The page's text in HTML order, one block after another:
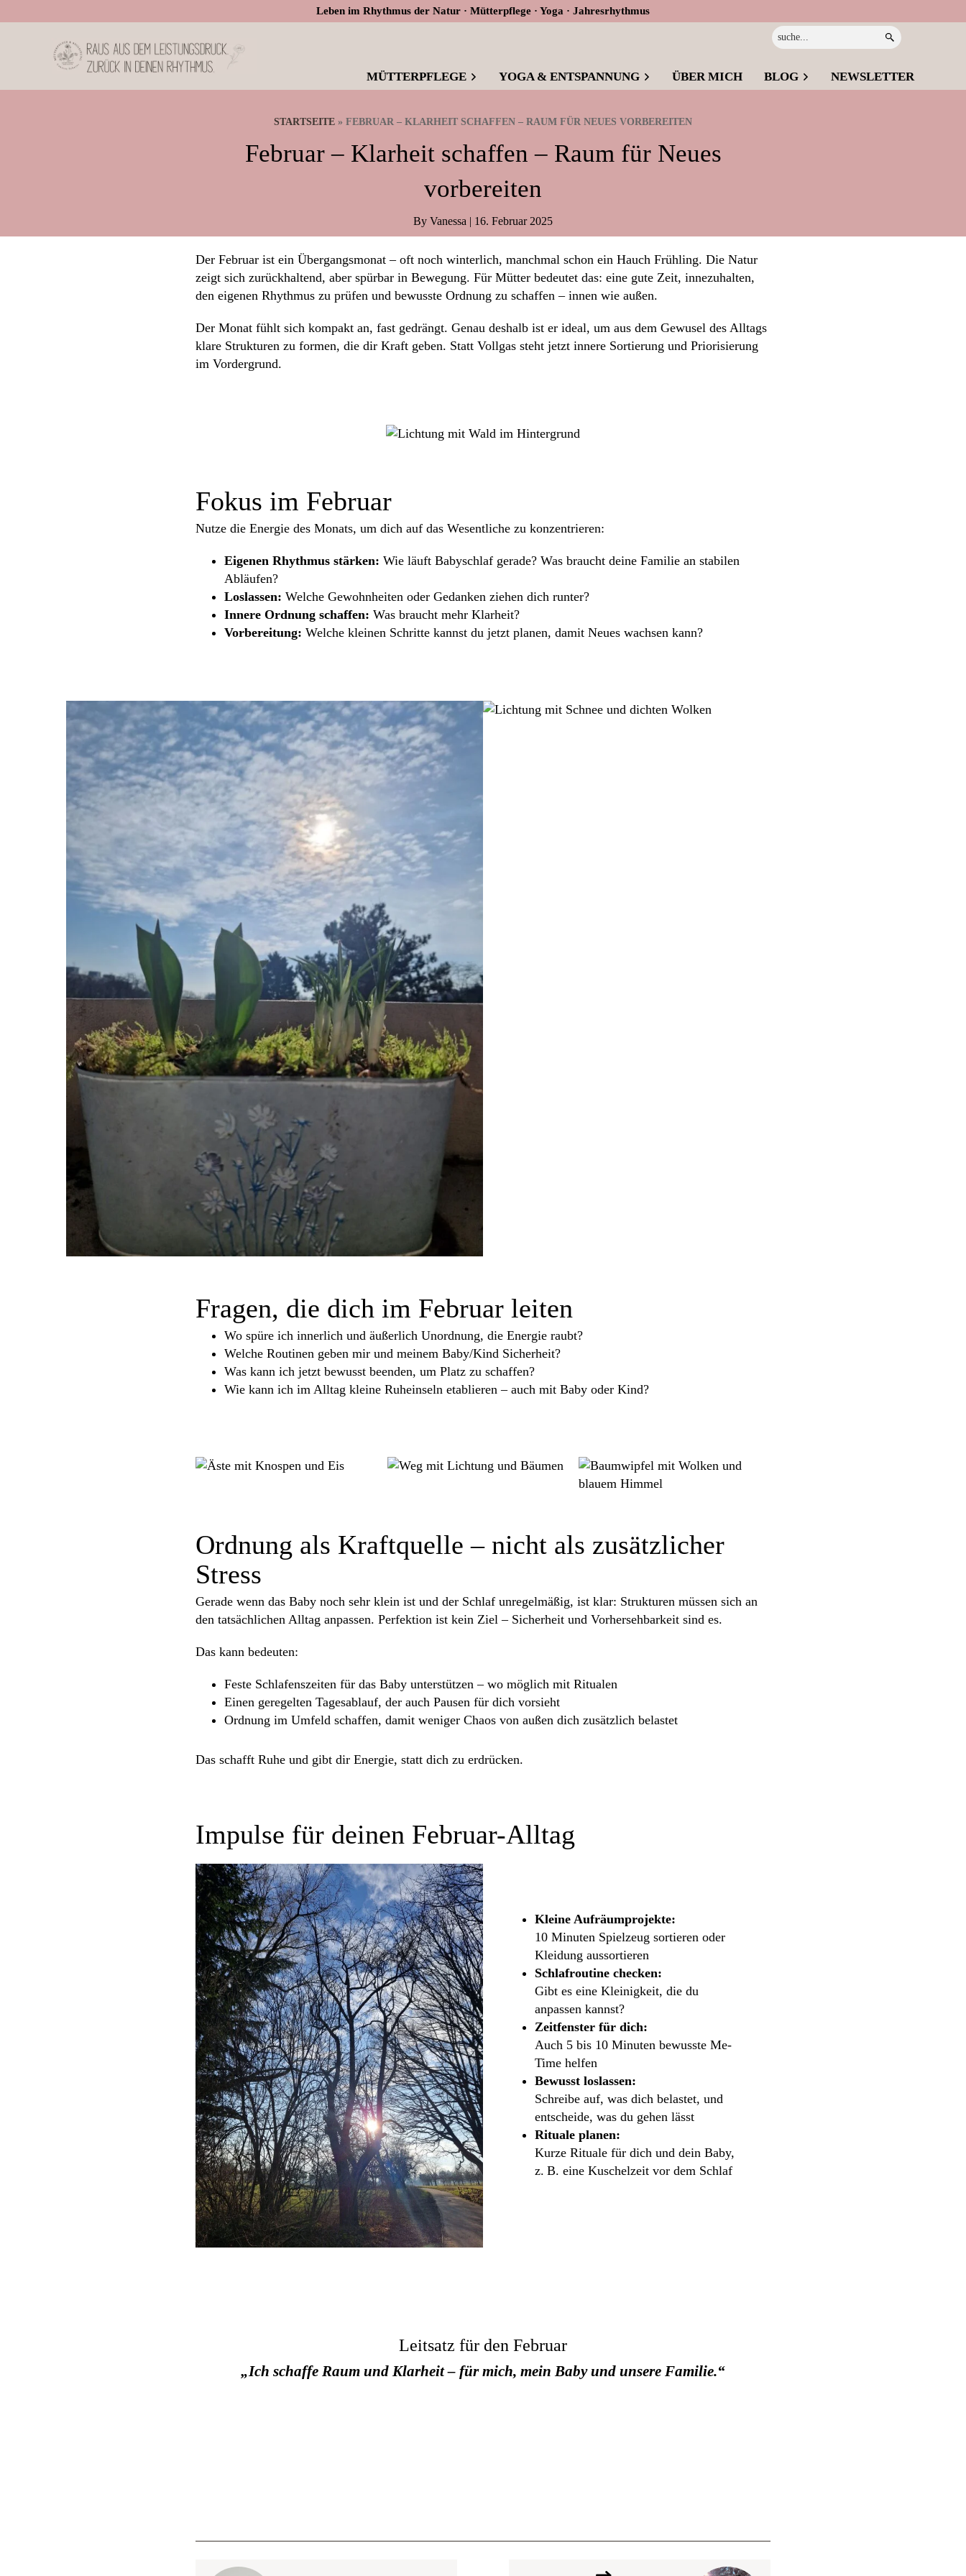
Hauptnavigation
to
Fußzeile
Leben im Rhythmus der Natur · Mütterpflege · Yoga · Jahresrhythmus
Vanessa
Suche...
MÜTTERPFLEGE YOGA & ENTSPANNUNG ÜBER MICH BLOG NEWSLETTER
STARTSEITE » FEBRUAR – KLARHEIT SCHAFFEN – RAUM FÜR NEUES VORBEREITEN
Februar – Klarheit schaffen – Raum für Neues
vorbereiten
By Vanessa | 16. Februar 2025
Der Februar ist ein Übergangsmonat – oft noch winterlich, manchmal schon ein Hauch Frühling. Die Natur
zeigt sich zurückhaltend, aber spürbar in Bewegung. Für Mütter bedeutet das: eine gute Zeit, innezuhalten,
den eigenen Rhythmus zu prüfen und bewusste Ordnung zu schaffen – innen wie außen.
Der Monat fühlt sich kompakt an, fast gedrängt. Genau deshalb ist er ideal, um aus dem Gewusel des Alltags
klare Strukturen zu formen, die dir Kraft geben. Statt Vollgas steht jetzt innere Sortierung und Priorisierung
im Vordergrund.
Fokus im Februar
Nutze die Energie des Monats, um dich auf das Wesentliche zu konzentrieren:
Eigenen Rhythmus stärken: Wie läuft Babyschlaf gerade? Was braucht deine Familie an stabilen
Abläufen?
Loslassen: Welche Gewohnheiten oder Gedanken ziehen dich runter?
Innere Ordnung schaffen: Was braucht mehr Klarheit?
Vorbereitung: Welche kleinen Schritte kannst du jetzt planen, damit Neues wachsen kann?
Fragen, die dich im Februar leiten
Wo spüre ich innerlich und äußerlich Unordnung, die Energie raubt?
Welche Routinen geben mir und meinem Baby/Kind Sicherheit?
Was kann ich jetzt bewusst beenden, um Platz zu schaffen?
Wie kann ich im Alltag kleine Ruheinseln etablieren – auch mit Baby oder Kind?
Ordnung als Kraftquelle – nicht als zusätzlicher
Stress
Gerade wenn das Baby noch sehr klein ist und der Schlaf unregelmäßig, ist klar: Strukturen müssen sich an
den tatsächlichen Alltag anpassen. Perfektion ist kein Ziel – Sicherheit und Vorhersehbarkeit sind es.
Das kann bedeuten:
Feste Schlafenszeiten für das Baby unterstützen – wo möglich mit Ritualen
Einen geregelten Tagesablauf, der auch Pausen für dich vorsieht
Ordnung im Umfeld schaffen, damit weniger Chaos von außen dich zusätzlich belastet
Das schafft Ruhe und gibt dir Energie, statt dich zu erdrücken.
Impulse für deinen Februar-Alltag
Kleine Aufräumprojekte:
10 Minuten Spielzeug sortieren oder
Kleidung aussortieren
Schlafroutine checken:
Gibt es eine Kleinigkeit, die du
anpassen kannst?
Zeitfenster für dich:
Auch 5 bis 10 Minuten bewusste Me-
Time helfen
Bewusst loslassen:
Schreibe auf, was dich belastet, und
entscheide, was du gehen lässt
Rituale planen:
Kurze Rituale für dich und dein Baby,
z. B. eine Kuschelzeit vor dem Schlaf
Leitsatz für den Februar
„Ich schaffe Raum und Klarheit – für mich, mein Baby und unsere Familie.“